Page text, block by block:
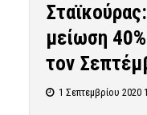
μείωση
τον
1 Σεπτεμβρίου 2020